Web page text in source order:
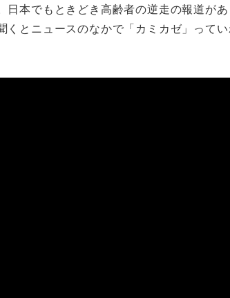
本でもときどき高齢者の逆走の報道が
とニュースのなかで「カミカゼ」って